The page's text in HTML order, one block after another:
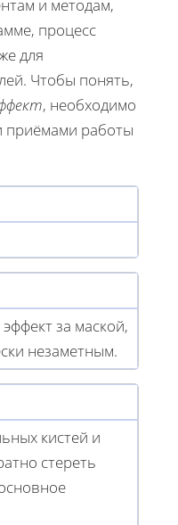
и методам,
процесс
для
Чтобы понять,
, необходимо
приёмами работы
за маской,
незаметным.
кистей и
стереть